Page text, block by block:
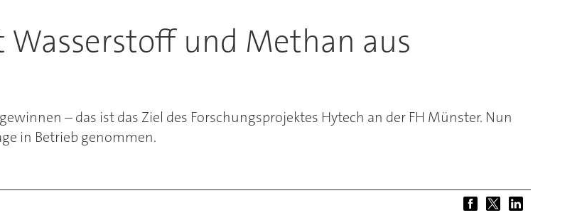
Wasserstoff und Methan aus
– das ist das Ziel des Forschungsprojektes Hytech an der FH Münster. Nun
in Betrieb genommen.